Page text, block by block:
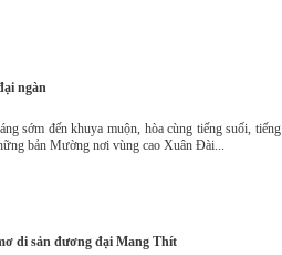
ngàn
sớm đến khuya muộn, hòa cùng tiếng suối, tiếng
bản Mường nơi vùng cao Xuân Đài...
di sản đương đại Mang Thít